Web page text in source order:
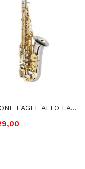
SAXOFONE EAGLE ALTO LAQUEADO – SA500 LN